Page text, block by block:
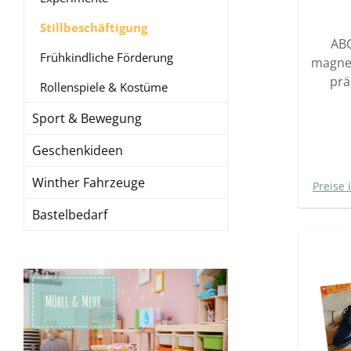
Stillbeschäftigung
Frühkindliche Förderung
Rollenspiele & Kostüme
Sport & Bewegung
Geschenkideen
Winther Fahrzeuge
Bastelbedarf
A
Preise